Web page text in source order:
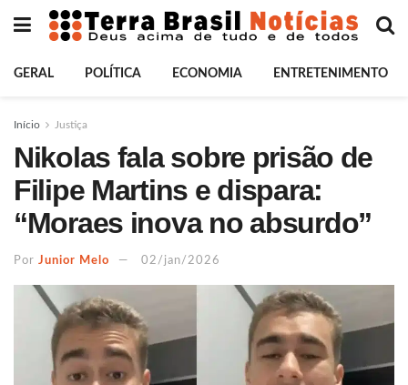
GERAL POLÍTICA ECONOMIA ENTRETENIMENTO
Início Justiça
Nikolas fala sobre prisão de
Filipe Martins e dispara:
“Moraes inova no absurdo”
Por Junior Melo 02/jan/2026